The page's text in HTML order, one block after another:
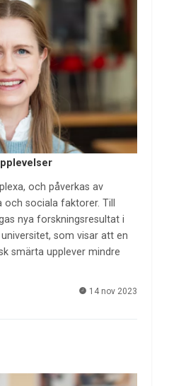
och påverkas av
sociala faktorer. Till
nya forskningsresultat i
som visar att en
smärta upplever mindre
14 nov 2023